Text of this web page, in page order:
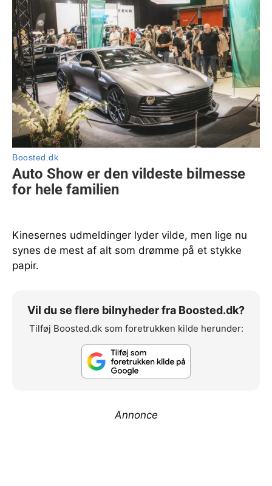
Kinesernes udmeldinger lyder vilde, men lige nu
synes de mest af alt som drømme på et stykke
papir.
Vil du se flere bilnyheder fra Boosted.dk?
Tilføj Boosted.dk som foretrukken kilde herunder:
Annonce